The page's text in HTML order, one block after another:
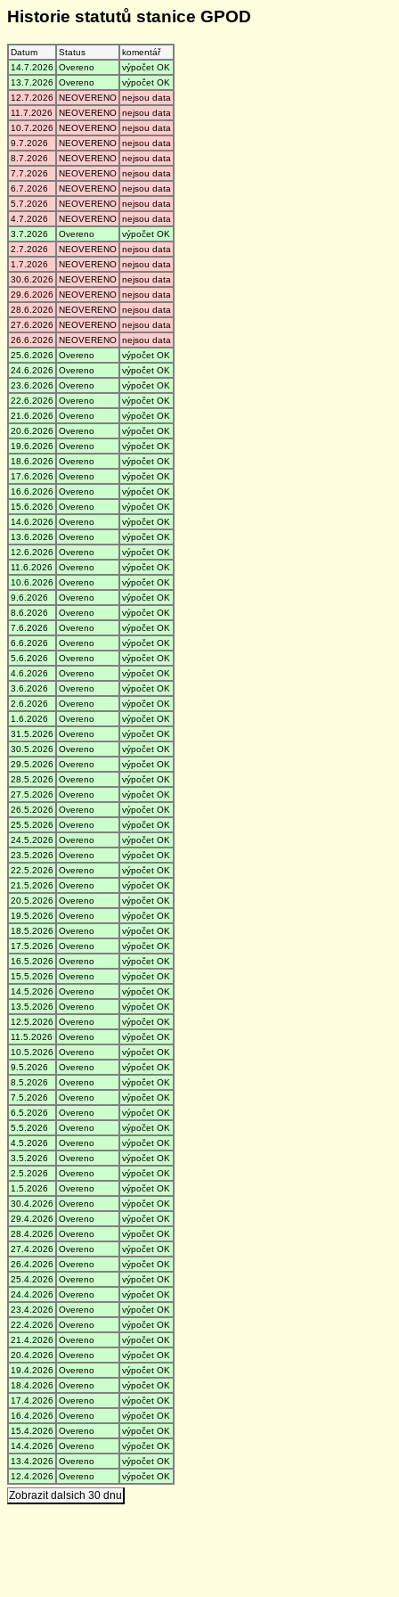
Historie statutů stanice GPOD
Datum Status
komentář
14.7.2026
Overeno
výpočet OK
13.7.2026
Overeno
výpočet OK
12.7.2026
NEOVERENO nejsou data
11.7.2026
NEOVERENO nejsou data
10.7.2026
NEOVERENO nejsou data
9.7.2026
NEOVERENO nejsou data
8.7.2026
NEOVERENO nejsou data
7.7.2026
NEOVERENO nejsou data
6.7.2026
NEOVERENO nejsou data
5.7.2026
NEOVERENO nejsou data
4.7.2026
NEOVERENO nejsou data
3.7.2026
Overeno
výpočet OK
2.7.2026
NEOVERENO nejsou data
1.7.2026
NEOVERENO nejsou data
30.6.2026
NEOVERENO nejsou data
29.6.2026
NEOVERENO nejsou data
28.6.2026
NEOVERENO nejsou data
27.6.2026
NEOVERENO nejsou data
26.6.2026
NEOVERENO nejsou data
25.6.2026
Overeno
výpočet OK
24.6.2026
Overeno
výpočet OK
23.6.2026
Overeno
výpočet OK
22.6.2026
Overeno
výpočet OK
21.6.2026
Overeno
výpočet OK
20.6.2026
Overeno
výpočet OK
19.6.2026
Overeno
výpočet OK
18.6.2026
Overeno
výpočet OK
17.6.2026
Overeno
výpočet OK
16.6.2026
Overeno
výpočet OK
15.6.2026
Overeno
výpočet OK
14.6.2026
Overeno
výpočet OK
13.6.2026
Overeno
výpočet OK
12.6.2026
Overeno
výpočet OK
11.6.2026
Overeno
výpočet OK
10.6.2026
Overeno
výpočet OK
9.6.2026
Overeno
výpočet OK
8.6.2026
Overeno
výpočet OK
7.6.2026
Overeno
výpočet OK
6.6.2026
Overeno
výpočet OK
5.6.2026
Overeno
výpočet OK
4.6.2026
Overeno
výpočet OK
3.6.2026
Overeno
výpočet OK
2.6.2026
Overeno
výpočet OK
1.6.2026
Overeno
výpočet OK
31.5.2026
Overeno
výpočet OK
30.5.2026
Overeno
výpočet OK
29.5.2026
Overeno
výpočet OK
28.5.2026
Overeno
výpočet OK
27.5.2026
Overeno
výpočet OK
26.5.2026
Overeno
výpočet OK
25.5.2026
Overeno
výpočet OK
24.5.2026
Overeno
výpočet OK
23.5.2026
Overeno
výpočet OK
22.5.2026
Overeno
výpočet OK
21.5.2026
Overeno
výpočet OK
20.5.2026
Overeno
výpočet OK
19.5.2026
Overeno
výpočet OK
18.5.2026
Overeno
výpočet OK
17.5.2026
Overeno
výpočet OK
16.5.2026
Overeno
výpočet OK
15.5.2026
Overeno
výpočet OK
14.5.2026
Overeno
výpočet OK
13.5.2026
Overeno
výpočet OK
12.5.2026
Overeno
výpočet OK
11.5.2026
Overeno
výpočet OK
10.5.2026
Overeno
výpočet OK
9.5.2026
Overeno
výpočet OK
8.5.2026
Overeno
výpočet OK
7.5.2026
Overeno
výpočet OK
6.5.2026
Overeno
výpočet OK
5.5.2026
Overeno
výpočet OK
4.5.2026
Overeno
výpočet OK
3.5.2026
Overeno
výpočet OK
2.5.2026
Overeno
výpočet OK
1.5.2026
Overeno
výpočet OK
30.4.2026
Overeno
výpočet OK
29.4.2026
Overeno
výpočet OK
28.4.2026
Overeno
výpočet OK
27.4.2026
Overeno
výpočet OK
26.4.2026
Overeno
výpočet OK
25.4.2026
Overeno
výpočet OK
24.4.2026
Overeno
výpočet OK
23.4.2026
Overeno
výpočet OK
22.4.2026
Overeno
výpočet OK
21.4.2026
Overeno
výpočet OK
20.4.2026
Overeno
výpočet OK
19.4.2026
Overeno
výpočet OK
18.4.2026
Overeno
výpočet OK
17.4.2026
Overeno
výpočet OK
16.4.2026
Overeno
výpočet OK
15.4.2026
Overeno
výpočet OK
14.4.2026
Overeno
výpočet OK
13.4.2026
Overeno
výpočet OK
12.4.2026
Overeno výpočet OK
Zobrazit dalsich 30 dnu